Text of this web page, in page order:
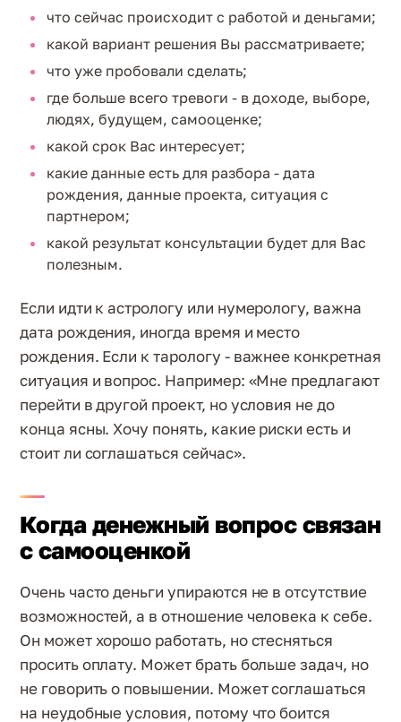
что сейчас происходит с работой и деньгами;
какой вариант решения Вы рассматриваете;
что уже пробовали сделать;
где больше всего тревоги - в доходе, выборе,
людях, будущем, самооценке;
какой срок Вас интересует;
какие данные есть для разбора - дата
рождения, данные проекта, ситуация с
партнером;
какой результат консультации будет для Вас
полезным.
Если идти к астрологу или нумерологу, важна
дата рождения, иногда время и место
рождения. Если к тарологу - важнее конкретная
ситуация и вопрос. Например: «Мне предлагают
перейти в другой проект, но условия не до
конца ясны. Хочу понять, какие риски есть и
стоит ли соглашаться сейчас».
Когда денежный вопрос связан
с самооценкой
Очень часто деньги упираются не в отсутствие
возможностей, а в отношение человека к себе.
Он может хорошо работать, но стесняться
просить оплату. Может брать больше задач, но
не говорить о повышении. Может соглашаться
на неудобные условия, потому что боится